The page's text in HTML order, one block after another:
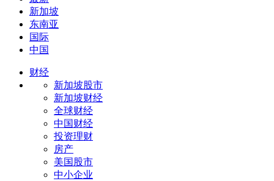
新加坡
东南亚
国际
中国
财经
新加坡股市
新加坡财经
全球财经
中国财经
投资理财
房产
美国股市
中小企业